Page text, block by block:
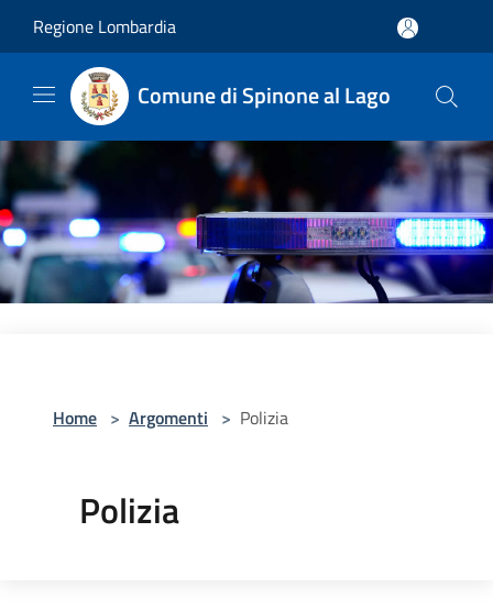
Regione Lombardia
Comune di Spinone al Lago
Home > Argomenti > Polizia
Polizia